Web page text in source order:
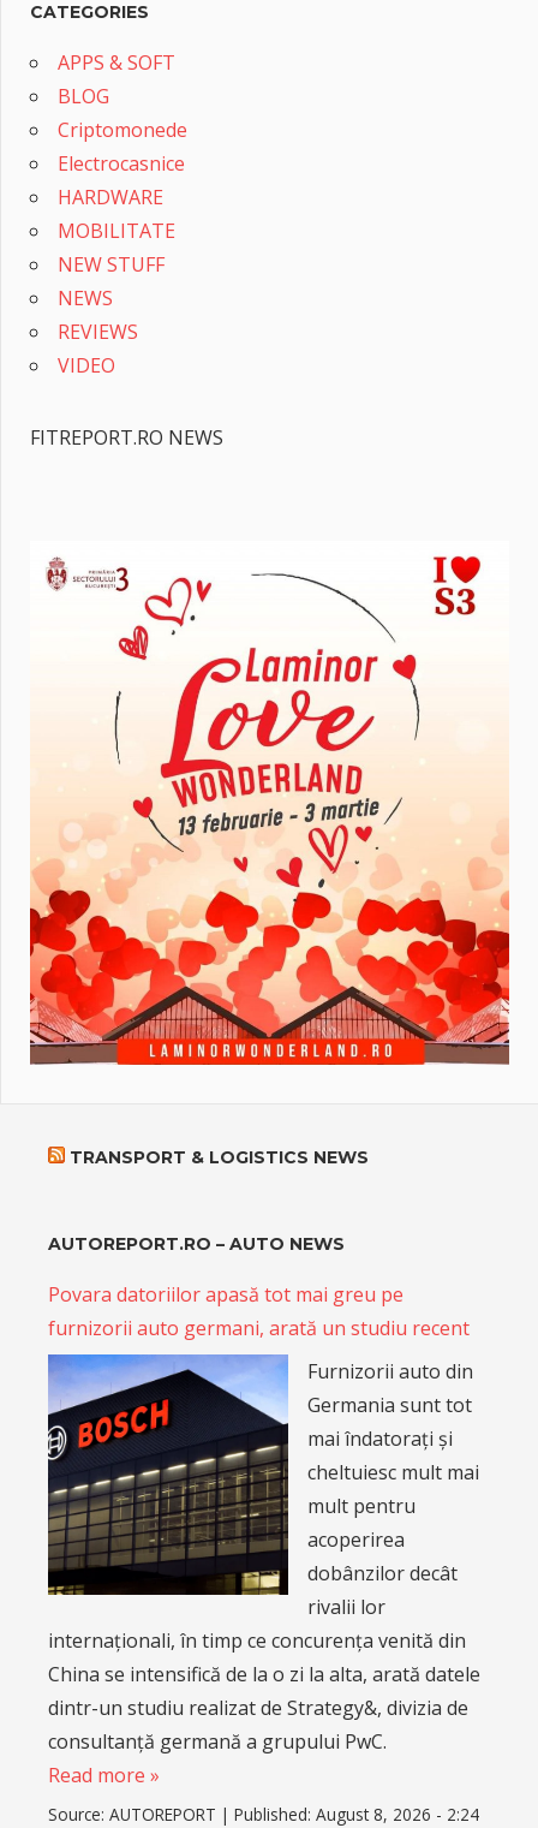
CATEGORIES
APPS & SOFT
BLOG
Criptomonede
Electrocasnice
HARDWARE
MOBILITATE
NEW STUFF
NEWS
REVIEWS
VIDEO
FITREPORT.RO NEWS
TRANSPORT & LOGISTICS NEWS
AUTOREPORT.RO – AUTO NEWS
Povara datoriilor apasă tot mai greu pe
furnizorii auto germani, arată un studiu recent
Furnizorii auto din
Germania sunt tot
mai îndatorați și
cheltuiesc mult mai
mult pentru
acoperirea
dobânzilor decât
rivalii lor
internaționali, în timp ce concurența venită din
China se intensifică de la o zi la alta, arată datele
dintr-un studiu realizat de Strategy&, divizia de
consultanță germană a grupului PwC.
Read more »
Source: AUTOREPORT | Published: August 8, 2026 - 2:24